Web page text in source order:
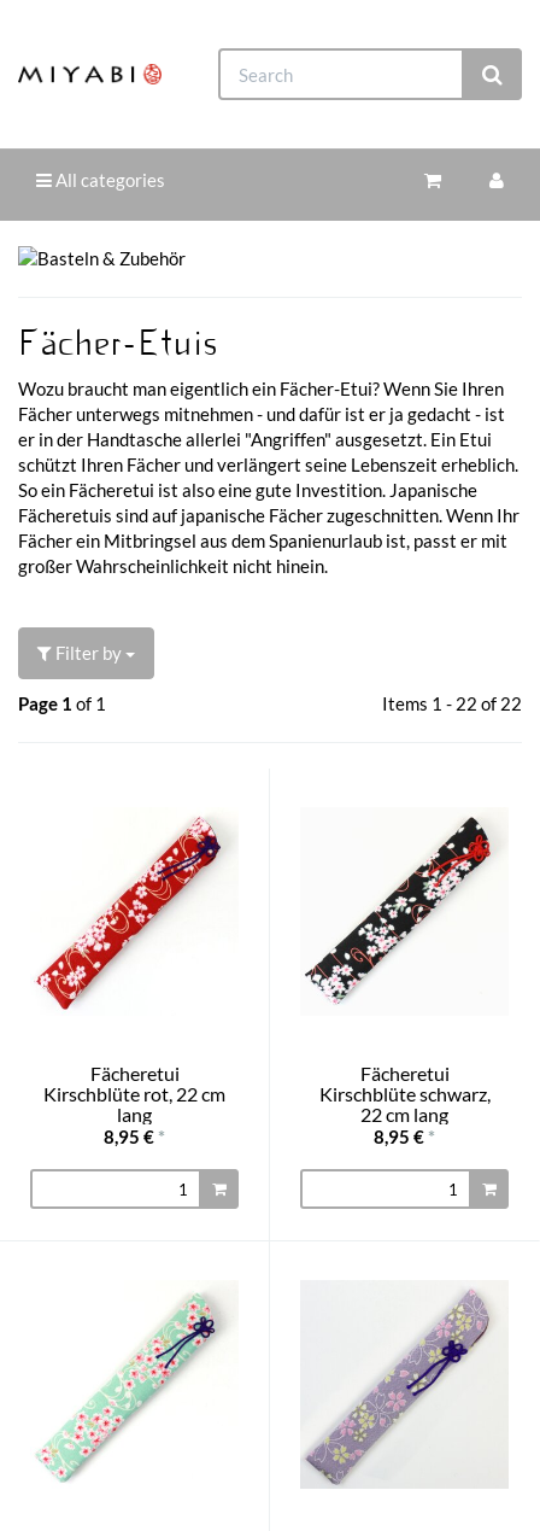
All categories
Fächer-Etuis
Wozu braucht man eigentlich ein Fächer-Etui? Wenn Sie Ihren
Fächer unterwegs mitnehmen - und dafür ist er ja gedacht - ist
er in der Handtasche allerlei "Angriffen" ausgesetzt. Ein Etui
schützt Ihren Fächer und verlängert seine Lebenszeit erheblich.
So ein Fächeretui ist also eine gute Investition. Japanische
Fächeretuis sind auf japanische Fächer zugeschnitten. Wenn Ihr
Fächer ein Mitbringsel aus dem Spanienurlaub ist, passt er mit
großer Wahrscheinlichkeit nicht hinein.
Filter by
Page 1 of 1 Items 1 - 22 of 22
Fächeretui
Kirschblüte rot, 22 cm
lang
8,95 € *
Fächeretui
Kirschblüte schwarz,
22 cm lang
8,95 € *